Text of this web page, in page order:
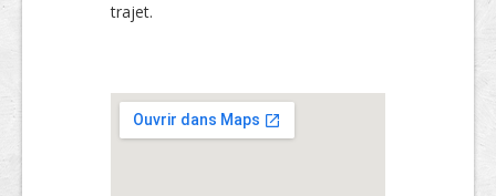
trajet.